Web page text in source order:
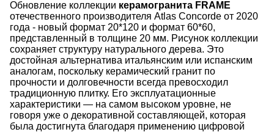
Обновление коллекции керамогранита FRAME
отечественного производителя Atlas Concorde от 2020
года - новый формат 20*120 и формат 60*60,
представленный в толщине 20 мм. Рисунок коллекции
сохраняет структуру натурального дерева. Это
достойная альтернатива итальянским или испанским
аналогам, поскольку керамический гранит по
прочности и долговечности всегда превосходил
традиционную плитку. Его эксплуатационные
характеристики — на самом высоком уровне, не
говоря уже о декоративной составляющей, которая
была достигнута благодаря применению цифровой